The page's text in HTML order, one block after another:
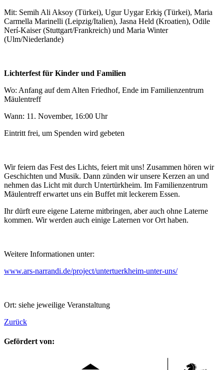
Mit: Semih Ali Aksoy (Türkei), Ugur Uygar Erkiş (Türkei), Maria
Carmella Marinelli (Leipzig/Italien), Jasna Held (Kroatien), Odile
Nerí-Kaiser (Stuttgart/Frankreich) und Maria Winter
(Ulm/Niederlande)
Lichterfest für Kinder und Familien
Wo: Anfang auf dem Alten Friedhof, Ende im Familienzentrum
Mäulentreff
Wann: 11. November, 16:00 Uhr
Eintritt frei, um Spenden wird gebeten
Wir feiern das Fest des Lichts, feiert mit uns! Zusammen hören wir
Geschichten und Musik. Dann zünden wir unsere Kerzen an und
nehmen das Licht mit durch Untertürkheim. Im Familienzentrum
Mäulentreff erwartet uns ein Buffet mit leckerem Essen.
Ihr dürft eure eigene Laterne mitbringen, aber auch ohne Laterne
kommen. Wir werden auch einige Laternen vor Ort haben.
Weitere Informationen unter:
www.ars-narrandi.de/project/untertuerkheim-unter-uns/
Ort: siehe jeweilige Veranstaltung
Zurück
Gefördert von: